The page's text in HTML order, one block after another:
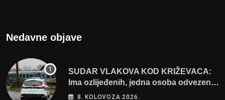
Nedavne objave
SUDAR VLAKOVA KOD KRIŽEVACA:
Ima ozlijeđenih, jedna osoba odvezena
helikopterom
8. KOLOVOZA 2026.